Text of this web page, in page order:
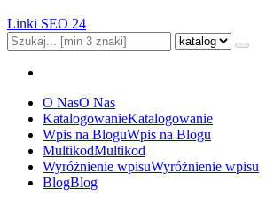
Linki SEO 24
O NasO Nas
KatalogowanieKatalogowanie
Wpis na BloguWpis na Blogu
MultikodMultikod
Wyróżnienie wpisuWyróżnienie wpisu
BlogBlog